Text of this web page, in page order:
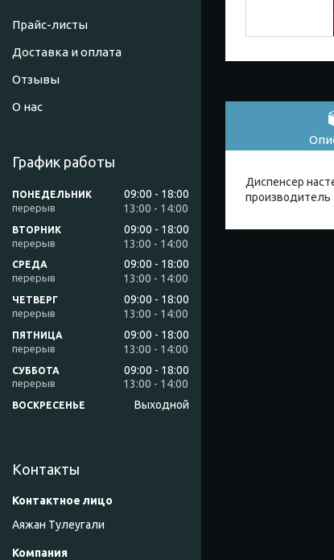
Диспенсер
производитель
Прайс-листы
Доставка и оплата
Отзывы
О нас
График работы
ПОНЕДЕЛЬНИК 09:00
18:00
13:00
14:00
ВТОРНИК 09:00
18:00
13:00
14:00
СРЕДА 09:00
18:00
13:00
14:00
ЧЕТВЕРГ 09:00
18:00
13:00
14:00
ПЯТНИЦА 09:00
18:00
13:00
14:00
СУББОТА 09:00
18:00
13:00
14:00
ВОСКРЕСЕНЬЕ Выходной
Контакты
Аяжан Тулеугали